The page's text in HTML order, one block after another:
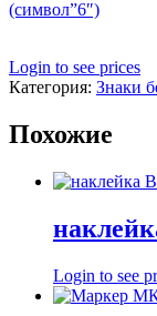
(символ”6″)
Login to see prices
Категория: Знаки
Похожие
Login to see